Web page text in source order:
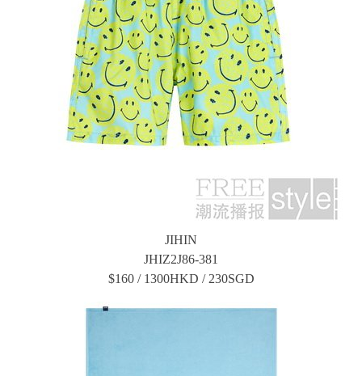
JIHIN
JHIZ2J86-381
$160 / 1300HKD / 230SGD